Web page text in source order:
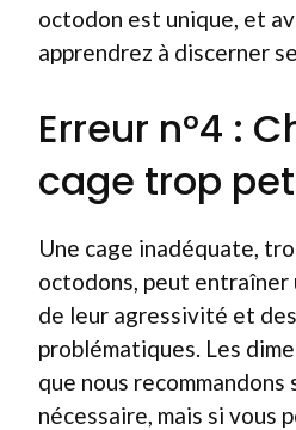
octodon est unique, et
apprendrez à discerner
Erreur n°4 :
cage trop
Une cage inadéquate,
octodons, peut entraîner
de leur agressivité et
problématiques. Les
que nous
nécessaire, mais si vous